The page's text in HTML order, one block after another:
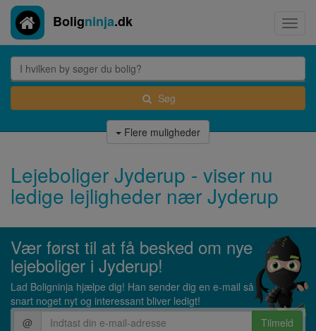
Boligninja.dk
Søg
Flere muligheder
Lejeboliger Jyderup - viser nu
ledige lejligheder nær Jyderup
Vær først til at få besked om nye
lejeboliger i Jyderup!
Lad Boligninja hjælpe dig! Han sender dig en e-mail så
snart noget nyt og interessant bliver ledigt!
@
Tilmeld